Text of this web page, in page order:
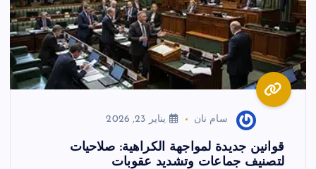
سام نان يناير 23, 2026
قوانين جديدة لمواجهة الكراهية: صلاحيات
لتصنيف جماعات وتشديد عقوبات